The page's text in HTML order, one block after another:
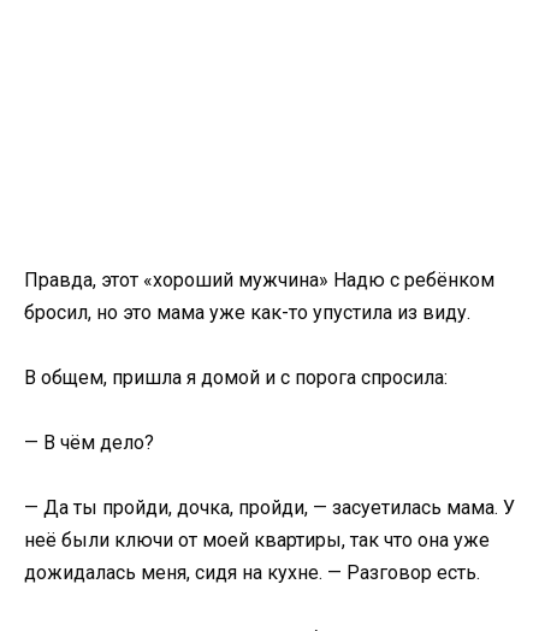
Правда, этот «хороший мужчина» Надю с ребёнком
бросил, но это мама уже как-то упустила из виду.
В общем, пришла я домой и с порога спросила:
— В чём дело?
— Да ты пройди, дочка, пройди, — засуетилась мама. У
неё были ключи от моей квартиры, так что она уже
дожидалась меня, сидя на кухне. — Разговор есть.